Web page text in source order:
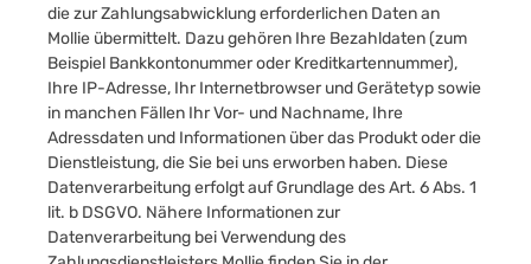
die zur Zahlungsabwicklung erforderlichen Daten an
Mollie übermittelt. Dazu gehören Ihre Bezahldaten (zum
Beispiel Bankkontonummer oder Kreditkartennummer),
Ihre IP-Adresse, Ihr Internetbrowser und Gerätetyp sowie
in manchen Fällen Ihr Vor- und Nachname, Ihre
Adressdaten und Informationen über das Produkt oder die
Dienstleistung, die Sie bei uns erworben haben. Diese
Datenverarbeitung erfolgt auf Grundlage des Art. 6 Abs. 1
lit. b DSGVO. Nähere Informationen zur
Datenverarbeitung bei Verwendung des